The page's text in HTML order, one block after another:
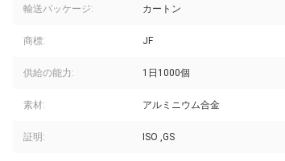
輸送パッケージ: カートン
商標: JF
供給の能力: 1日1000個
素材: アルミニウム合金
証明: ISO ,GS